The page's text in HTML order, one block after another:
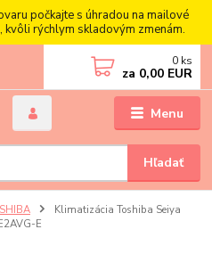
počkajte s úhradou na mailové
rýchlym skladovým zmenám.
Menu
Hľadať
0 ks
za 0,00 EUR
Klimatizácia Toshiba Seiya
E